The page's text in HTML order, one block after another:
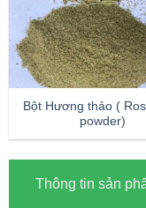
Bột Hương thảo (
powder)
Thông tin sản